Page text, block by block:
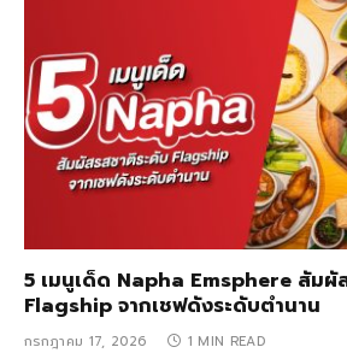
5 เมนูเด็ด Napha Emsphere สัมผั
Flagship จากเชฟดังระดับตำนาน
กรกฎาคม 17, 2026 1 MIN READ